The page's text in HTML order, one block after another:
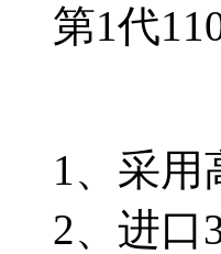
第1代
1、采用
2、进口